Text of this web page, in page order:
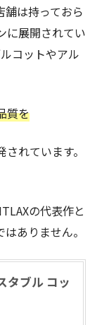
舗は持っておら
に展開されてい
コットやアル
質を
れています。
の代表作と
ありません。
タブル コッ